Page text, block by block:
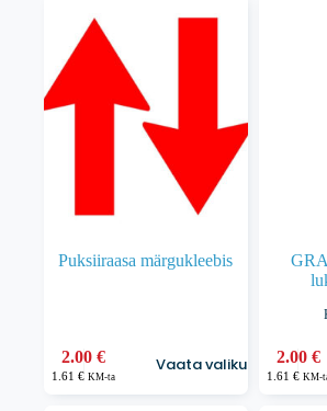
Puksiiraasa märgukleebis
2.00€
1.61€ KM-ta
Vaata valikuid
Sellel
tootel
2.00 €
1.61 € KM-